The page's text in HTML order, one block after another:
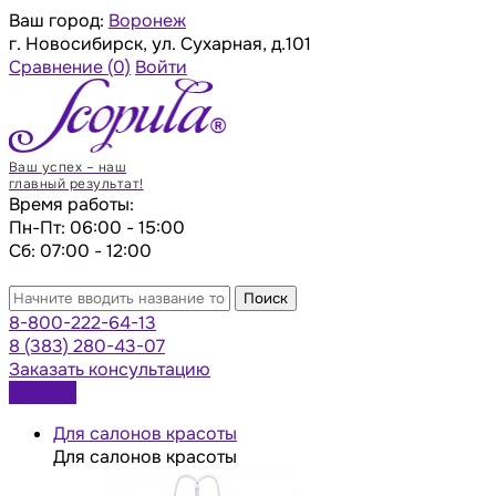
Ваш город: Воронеж
г. Новосибирск, ул. Сухарная, д.101
Сравнение (0) Войти
Ваш успех – наш
главный результат!
Время работы:
Пн-Пт: 06:00 - 15:00
Сб: 07:00 - 12:00
Поиск
8-800-222-64-13
8 (383) 280-43-07
Заказать консультацию
Для салонов красоты
Для салонов красоты